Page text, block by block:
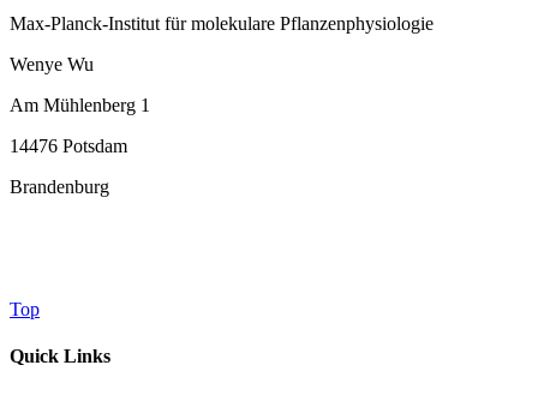
Max-Planck-Institut für molekulare Pflanzenphysiologie
Wenye Wu
Am Mühlenberg 1
14476 Potsdam
Brandenburg
Top
Quick Links